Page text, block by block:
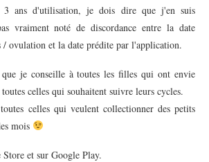
3 ans d'utilisation, je dois dire que j'en suis
vraiment noté de discordance entre la date
/ ovulation et la date prédite par l'application.
je conseille à toutes les filles qui ont envie
celles qui souhaitent suivre leurs cycles.
celles qui veulent collectionner des petits
mois
et sur Google Play.